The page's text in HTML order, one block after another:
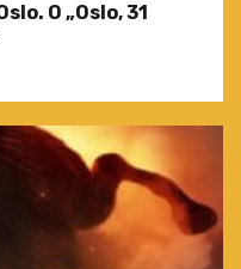
O „Oslo, 31